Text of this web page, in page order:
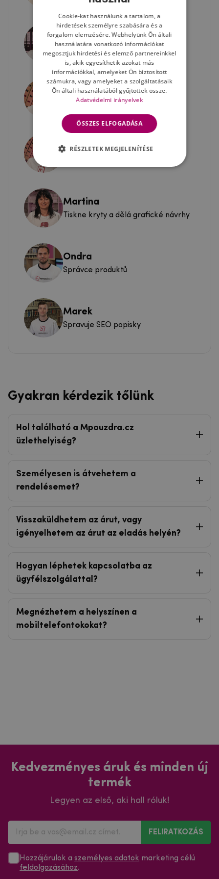
Linda
Vyřizuje výměny a reklamace
Jindřich
Expedice objednávek
Jana
Martina
Tiskne kryty a dělá grafické návrhy
Ondra
Správce produktů
Marek
Spravuje SEO popisky
Gyakran kérdezik tőlünk
Hol található a Mpouzdra.cz
üzlethelyiség?
Személyesen is átvehetem a
rendelésemet?
Visszaküldhetem az árut, vagy
igényelhetem az árut az eladás helyén?
Hogyan léphetek kapcsolatba az
ügyfélszolgálattal?
Megnézhetem a helyszínen a
mobiltelefontokokat?
Kedvezményes áruk és minden új
termék
Legyen az első, aki hall róluk!
FELIRATKOZÁS
Hozzájárulok a személyes adatok marketing célú
feldolgozásához.
Cookie-kat használunk a tartalom, a
hirdetések személyre szabására és a
forgalom elemzésére. Webhelyünk Ön általi
használatára vonatkozó információkat
megosztjuk hirdetési és elemző partnereinkkel
is, akik egyesíthetik azokat más
információkkal, amelyeket Ön biztosított
számukra, vagy amelyeket a szolgáltatásaik
Ön általi használatából gyűjtöttek össze.
Adatvédelmi irányelvek
ÖSSZES ELFOGADÁSA
RÉSZLETEK MEGJELENÍTÉSE